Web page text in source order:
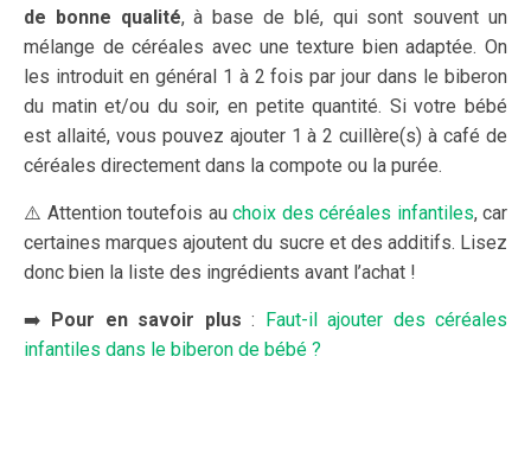
de bonne qualité, à base de blé, qui sont souvent un
mélange de céréales avec une texture bien adaptée. On
les introduit en général 1 à 2 fois par jour dans le biberon
du matin et/ou du soir, en petite quantité. Si votre bébé
est allaité, vous pouvez ajouter 1 à 2 cuillère(s) à café de
céréales directement dans la compote ou la purée.
⚠️ Attention toutefois auchoix des céréales infantiles, car
certaines marques ajoutent du sucre et des additifs. Lisez
donc bien la liste des ingrédients avant l’achat !
➡️ Pour en savoir plus : Faut-il ajouter des céréales
infantiles dans le biberon de bébé ?